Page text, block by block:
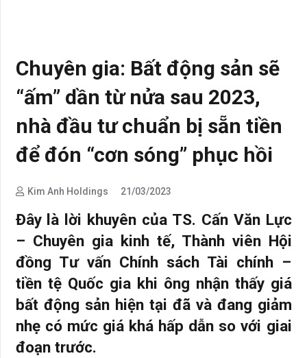
Chuyên gia: Bất động sản sẽ
“ấm” dần từ nửa sau 2023,
nhà đầu tư chuẩn bị sẵn tiền
để đón “cơn sóng” phục hồi
Kim Anh Holdings 21/03/2023
Đây là lời khuyên của TS. Cấn Văn Lực
– Chuyên gia kinh tế, Thành viên Hội
đồng Tư vấn Chính sách Tài chính –
tiền tệ Quốc gia khi ông nhận thấy giá
bất động sản hiện tại đã và đang giảm
nhẹ có mức giá khá hấp dẫn so với giai
đoạn trước.